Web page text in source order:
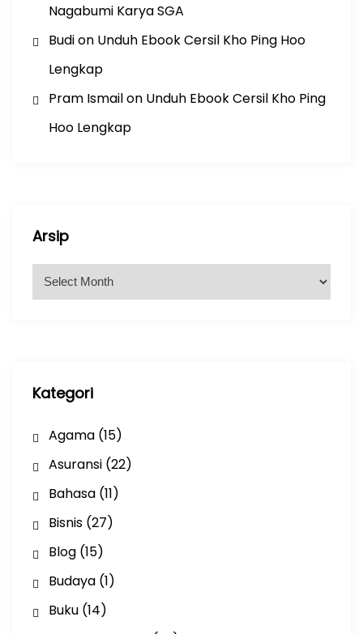
Nagabumi Karya SGA
Budion Unduh Ebook Cersil Kho Ping Hoo
Lengkap
Pram Ismailon Unduh Ebook Cersil Kho Ping
Hoo Lengkap
Arsip
Kategori
Agama(15)
Asuransi(22)
Bahasa(11)
Bisnis(27)
Blog(15)
Budaya(1)
Buku(14)